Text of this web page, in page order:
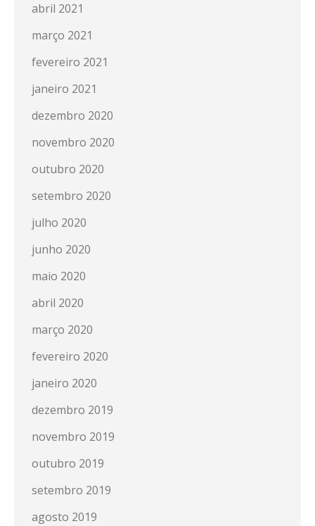
abril 2021
março 2021
fevereiro 2021
janeiro 2021
dezembro 2020
novembro 2020
outubro 2020
setembro 2020
julho 2020
junho 2020
maio 2020
abril 2020
março 2020
fevereiro 2020
janeiro 2020
dezembro 2019
novembro 2019
outubro 2019
setembro 2019
agosto 2019